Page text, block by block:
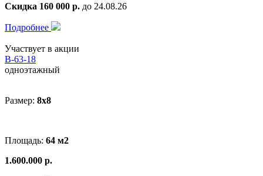
Скидка 160 000 р. до 24.08.26
Подробнее
Участвует в акции
В-63-18
одноэтажный
Размер: 8x8
Площадь: 64 м2
1.600.000 р.